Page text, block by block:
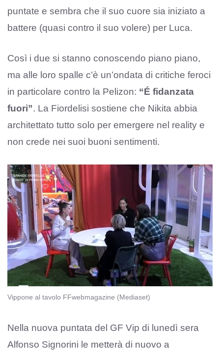
puntate e sembra che il suo cuore sia iniziato a
battere (quasi contro il suo volere) per Luca.
Così i due si stanno conoscendo piano piano,
ma alle loro spalle c’è un’ondata di critiche feroci
in particolare contro la Pelizon: “É fidanzata
fuori”. La Fiordelisi sostiene che Nikita abbia
architettato tutto solo per emergere nel reality e
non crede nei suoi buoni sentimenti.
Vippone al tavolo FFwebmagazine (Mediaset)
Nella nuova puntata del GF Vip di lunedì sera
Alfonso Signorini le metterà di nuovo a